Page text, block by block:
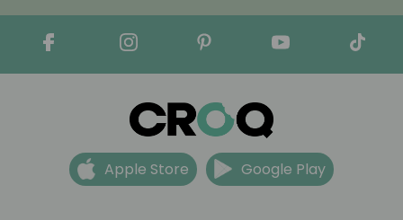
Apple Store Google Play